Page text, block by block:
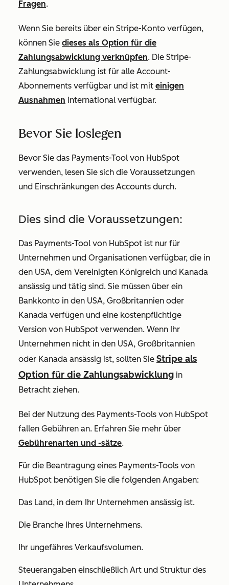
Fragen.
Wenn Sie bereits über ein Stripe-Konto verfügen,
können Sie dieses als Option für die
Zahlungsabwicklung verknüpfen. Die Stripe-
Zahlungsabwicklung ist für alle Account-
Abonnements verfügbar und ist mit einigen
Ausnahmen international verfügbar.
Bevor Sie loslegen
Bevor Sie das Payments-Tool von HubSpot
verwenden, lesen Sie sich die Voraussetzungen
und Einschränkungen des Accounts durch.
Dies sind die Voraussetzungen:
Das Payments-Tool von HubSpot ist nur für
Unternehmen und Organisationen verfügbar, die in
den USA, dem Vereinigten Königreich und Kanada
ansässig und tätig sind. Sie müssen über ein
Bankkonto in den USA, Großbritannien oder
Kanada verfügen und eine kostenpflichtige
Version von HubSpot verwenden. Wenn Ihr
Unternehmen nicht in den USA, Großbritannien
oder Kanada ansässig ist, sollten Sie Stripe als
Option für die Zahlungsabwicklung in
Betracht ziehen.
Bei der Nutzung des Payments-Tools von HubSpot
fallen Gebühren an. Erfahren Sie mehr über
Gebührenarten und -sätze.
Für die Beantragung eines Payments-Tools von
HubSpot benötigen Sie die folgenden Angaben:
Das Land, in dem Ihr Unternehmen ansässig ist.
Die Branche Ihres Unternehmens.
Ihr ungefähres Verkaufsvolumen.
Steuerangaben einschließlich Art und Struktur des